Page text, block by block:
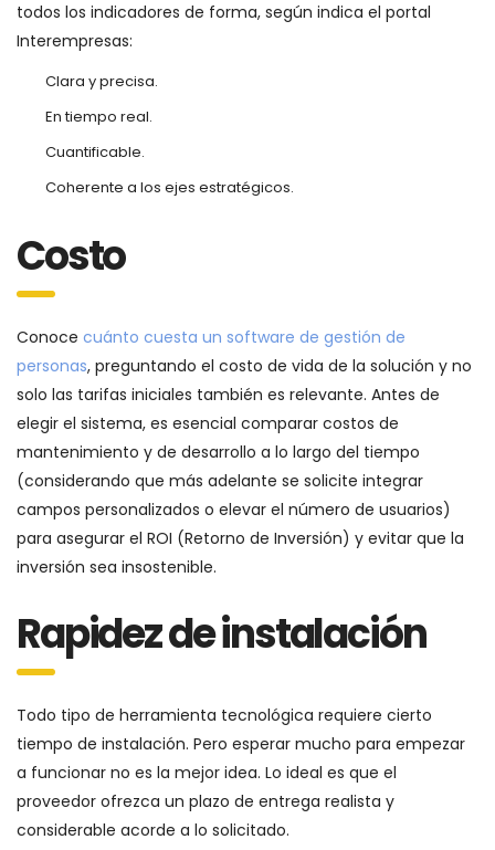
todos los indicadores de forma, según indica el portal
Interempresas:
Clara y precisa.
En tiempo real.
Cuantificable.
Coherente a los ejes estratégicos.
Costo
Conoce cuánto cuesta un software de gestión de
personas, preguntando el costo de vida de la solución y no
solo las tarifas iniciales también es relevante. Antes de
elegir el sistema, es esencial comparar costos de
mantenimiento y de desarrollo a lo largo del tiempo
(considerando que más adelante se solicite integrar
campos personalizados o elevar el número de usuarios)
para asegurar el ROI (Retorno de Inversión) y evitar que la
inversión sea insostenible.
Rapidez de instalación
Todo tipo de herramienta tecnológica requiere cierto
tiempo de instalación. Pero esperar mucho para empezar
a funcionar no es la mejor idea. Lo ideal es que el
proveedor ofrezca un plazo de entrega realista y
considerable acorde a lo solicitado.